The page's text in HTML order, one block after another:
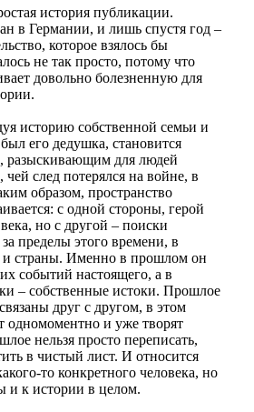
история публикации.
в Германии, и лишь спустя год –
которое взялось бы
не так просто, потому что
довольно болезненную для
историю собственной семьи и
его дедушка, становится
разыскивающим для людей
след потерялся на войне, в
образом, пространство
с одной стороны, герой
но с другой – поиски
пределы этого времени, в
страны. Именно в прошлом он
событий настоящего, а в
– собственные истоки. Прошлое
друг с другом, в этом
одномоментно и уже творят
нельзя просто переписать,
в чистый лист. И относится
то конкретного человека, но
и к истории в целом.